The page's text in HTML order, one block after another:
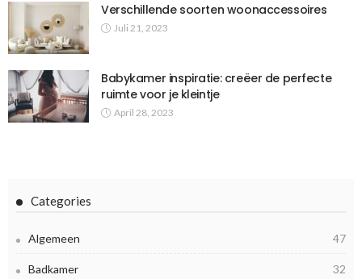
Verschillende soorten woonaccessoires
Juli 21, 2023
Babykamer inspiratie: creëer de perfecte
ruimte voor je kleintje
April 28, 2023
Categories
Algemeen 47
Badkamer 32